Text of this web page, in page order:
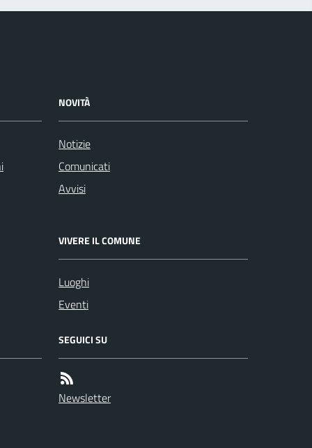
NOVITÀ
Notizie
Comunicati
Avvisi
VIVERE IL COMUNE
Luoghi
Eventi
SEGUICI SU
Newsletter